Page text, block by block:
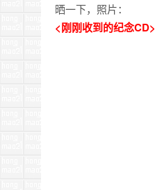
晒一下，照片：
<刚刚收到的纪念CD>